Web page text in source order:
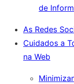
de
As Redes
Cuidados a
na Web